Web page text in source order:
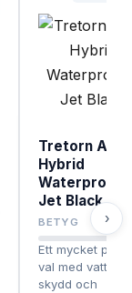
Tretorn Arch
Hybrid
Waterproof -
Jet Black
BETYG 8.5
Ett mycket
val med
skydd och
›